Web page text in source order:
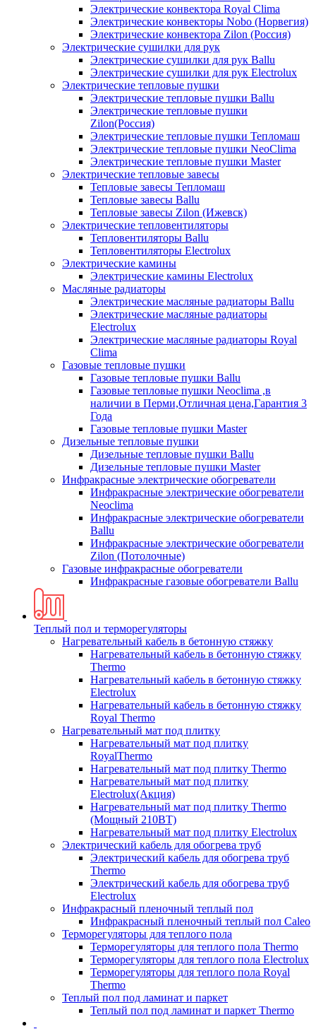
Электрические конвектора Royal Clima
Электрические конвекторы Nobo (Норвегия)
Электрические конвектора Zilon (Россия)
Электрические сушилки для рук
Электрические сушилки для рук Ballu
Электрические сушилки для рук Electrolux
Электрические тепловые пушки
Электрические тепловые пушки Ballu
Электрические тепловые пушки
Zilon(Россия)
Электрические тепловые пушки Тепломаш
Электрические тепловые пушки NeoClima
Электрические тепловые пушки Master
Электрические тепловые завесы
Тепловые завесы Тепломаш
Тепловые завесы Ballu
Тепловые завесы Zilon (Ижевск)
Электрические тепловентиляторы
Тепловентиляторы Ballu
Тепловентиляторы Electrolux
Электрические камины
Электрические камины Electrolux
Масляные радиаторы
Электрические масляные радиаторы Ballu
Электрические масляные радиаторы
Electrolux
Электрические масляные радиаторы Royal
Clima
Газовые тепловые пушки
Газовые тепловые пушки Ballu
Газовые тепловые пушки Neoclima ,в
наличии в Перми,Отличная цена,Гарантия 3
Года
Газовые тепловые пушки Master
Дизельные тепловые пушки
Дизельные тепловые пушки Ballu
Дизельные тепловые пушки Master
Инфракрасные электрические обогреватели
Инфракрасные электрические обогреватели
Neoclima
Инфракрасные электрические обогреватели
Ballu
Инфракрасные электрические обогреватели
Zilon (Потолочные)
Газовые инфракрасные обогреватели
Инфракрасные газовые обогреватели Ballu
Теплый пол и терморегуляторы
Нагревательный кабель в бетонную стяжку
Нагревательный кабель в бетонную стяжку
Thermo
Нагревательный кабель в бетонную стяжку
Electrolux
Нагревательный кабель в бетонную стяжку
Royal Thermo
Нагревательный мат под плитку
Нагревательный мат под плитку
RoyalThermo
Нагревательный мат под плитку Thermo
Нагревательный мат под плитку
Electrolux(Акция)
Нагревательный мат под плитку Thermo
(Мощный 210ВТ)
Нагревательный мат под плитку Electrolux
Электрический кабель для обогрева труб
Электрический кабель для обогрева труб
Thermo
Электрический кабель для обогрева труб
Electrolux
Инфракрасный пленочный теплый пол
Инфракрасный пленочный теплый пол Caleo
Терморегуляторы для теплого пола
Терморегуляторы для теплого пола Thermo
Терморегуляторы для теплого пола Electrolux
Терморегуляторы для теплого пола Royal
Thermo
Теплый пол под ламинат и паркет
Теплый пол под ламинат и паркет Thermo